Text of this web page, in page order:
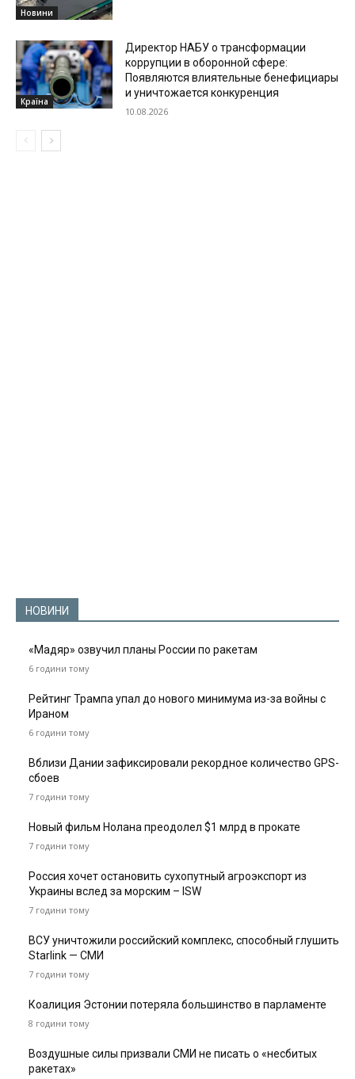
Новини
Країна
Директор НАБУ о трансформации
коррупции в оборонной сфере:
Появляются влиятельные бенефициары
и уничтожается конкуренция
10.08.2026
НОВИНИ
«Мадяр» озвучил планы России по ракетам
6 години тому
Рейтинг Трампа упал до нового минимума из-за войны с
Ираном
6 години тому
Вблизи Дании зафиксировали рекордное количество GPS-
сбоев
7 години тому
Новый фильм Нолана преодолел $1 млрд в прокате
7 години тому
Россия хочет остановить сухопутный агроэкспорт из
Украины вслед за морским – ISW
7 години тому
ВСУ уничтожили российский комплекс, способный глушить
Starlink — СМИ
7 години тому
Коалиция Эстонии потеряла большинство в парламенте
8 години тому
Воздушные силы призвали СМИ не писать о «несбитых
ракетах»